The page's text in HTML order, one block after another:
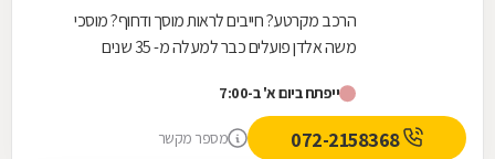
הרכב מקרטע? חייבים לראות מוסך ודחוף? מוסכי
משה אלדן פועלים כבר למעלה מ- 35 שנים
תיהנו משירות...
ייפתח ביום א' ב-7:00
072-2158368 מספר מקשר